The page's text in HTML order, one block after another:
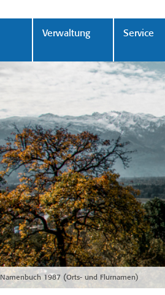
Verwaltung Service
Namenbuch 1987 (Orts- und Flurnamen)